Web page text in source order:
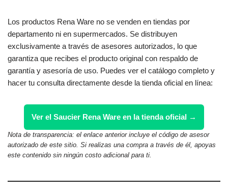
Los productos Rena Ware no se venden en tiendas por
departamento ni en supermercados. Se distribuyen
exclusivamente a través de asesores autorizados, lo que
garantiza que recibes el producto original con respaldo de
garantía y asesoría de uso. Puedes ver el catálogo completo y
hacer tu consulta directamente desde la tienda oficial en línea:
Ver el Saucier Rena Ware en la tienda oficial →
Nota de transparencia: el enlace anterior incluye el código de asesor
autorizado de este sitio. Si realizas una compra a través de él, apoyas
este contenido sin ningún costo adicional para ti.